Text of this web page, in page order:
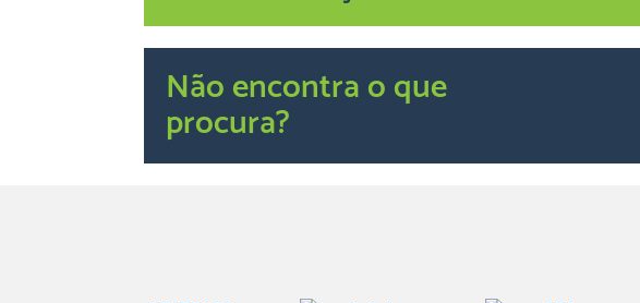
Não encontra o que
procura?